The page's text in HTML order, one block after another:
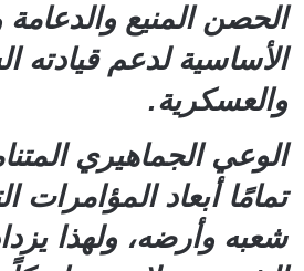
الحصن المنيع والدعامة
الأساسية لدعم قيادته
والعسكرية.
الوعي الجماهيري
تمامًا أبعاد
شعبه وأرضه، ولهذا